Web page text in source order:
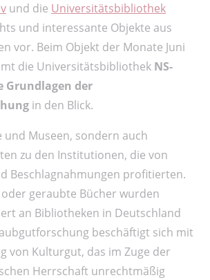
und die Universitätsbibliothek
und interessante Objekte aus
vor. Beim Objekt der Monate Juni
die Universitätsbibliothek NS-
Grundlagen der
in den Blick.
und Museen, sondern auch
zu den Institutionen, die von
Beschlagnahmungen profitierten.
geraubte Bücher wurden
an Bibliotheken in Deutschland
beschäftigt sich mit
von Kulturgut, das im Zuge der
Herrschaft unrechtmäßig